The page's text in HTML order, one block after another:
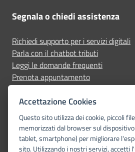
Segnala o chiedi assistenza
Richiedi supporto per i servizi digitali
Parla con il chatbot tributi
Leggi le domande frequenti
Prenota appuntamento
Segnala disservizio
Seguici su
Accettazione Cookies
Questo sito utilizza dei cookie, piccoli
memorizzati dal browser sul
tablet, smartphone) per migliorare
sito. Utilizzando i nostri servizi, accetti